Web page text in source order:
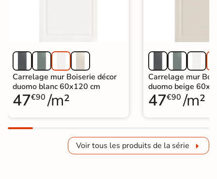
Carrelage mur Boiserie décor
duomo blanc 60x120 cm
47€90 /m²
Carrelage mur
duomo beige
47€90 /m²
Voir tous les produits de la série